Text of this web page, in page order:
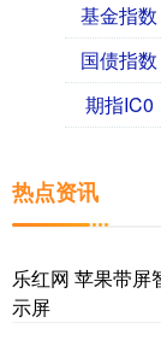
基金指数
国债指数
期指IC0
热点资讯
乐红网 苹果带屏
示屏